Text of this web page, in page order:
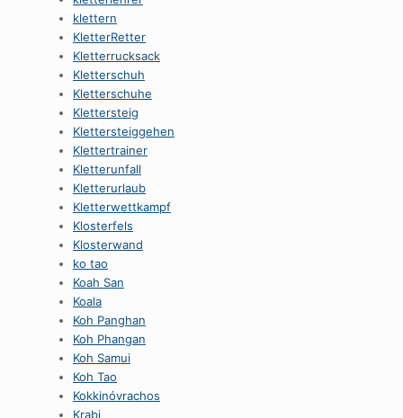
klettern
KletterRetter
Kletterrucksack
Kletterschuh
Kletterschuhe
Klettersteig
Klettersteiggehen
Klettertrainer
Kletterunfall
Kletterurlaub
Kletterwettkampf
Klosterfels
Klosterwand
ko tao
Koah San
Koala
Koh Panghan
Koh Phangan
Koh Samui
Koh Tao
Kokkinóvrachos
Krabi